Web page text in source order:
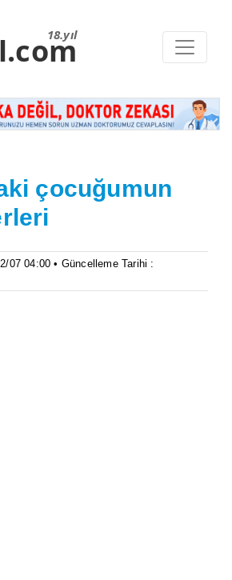
18.yıl
çocuğumun
07 04:00 • Güncelleme Tarihi :